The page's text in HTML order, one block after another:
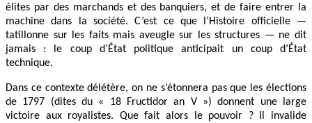
élites par des marchands et des banquiers, et de faire entrer la
machine dans la société. C’est ce que l’Histoire officielle —
tatillonne sur les faits mais aveugle sur les structures — ne dit
jamais : le coup d’État politique anticipait un coup d’État
technique.
Dans ce contexte délétère, on ne s’étonnera pas que les élections
de 1797 (dites du « 18 Fructidor an V ») donnent une large
victoire aux royalistes. Que fait alors le pouvoir ? Il invalide